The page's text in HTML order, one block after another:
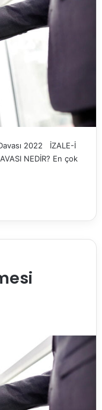
2022 İZALE-İ
NEDİR? En çok